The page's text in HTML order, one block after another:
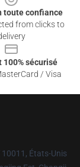
toute confiance
from clicks to
100% sécurisé
/ Visa
10011, États-Unis